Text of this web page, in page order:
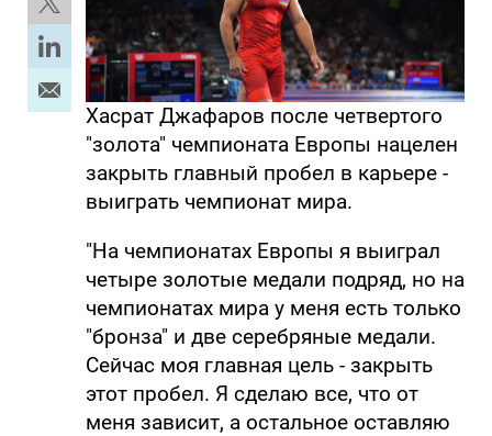
Хасрат Джафаров после четвертого
"золота" чемпионата Европы нацелен
закрыть главный пробел в карьере -
выиграть чемпионат мира.
"На чемпионатах Европы я выиграл
четыре золотые медали подряд, но на
чемпионатах мира у меня есть только
"бронза" и две серебряные медали.
Сейчас моя главная цель - закрыть
этот пробел. Я сделаю все, что от
меня зависит, а остальное оставляю